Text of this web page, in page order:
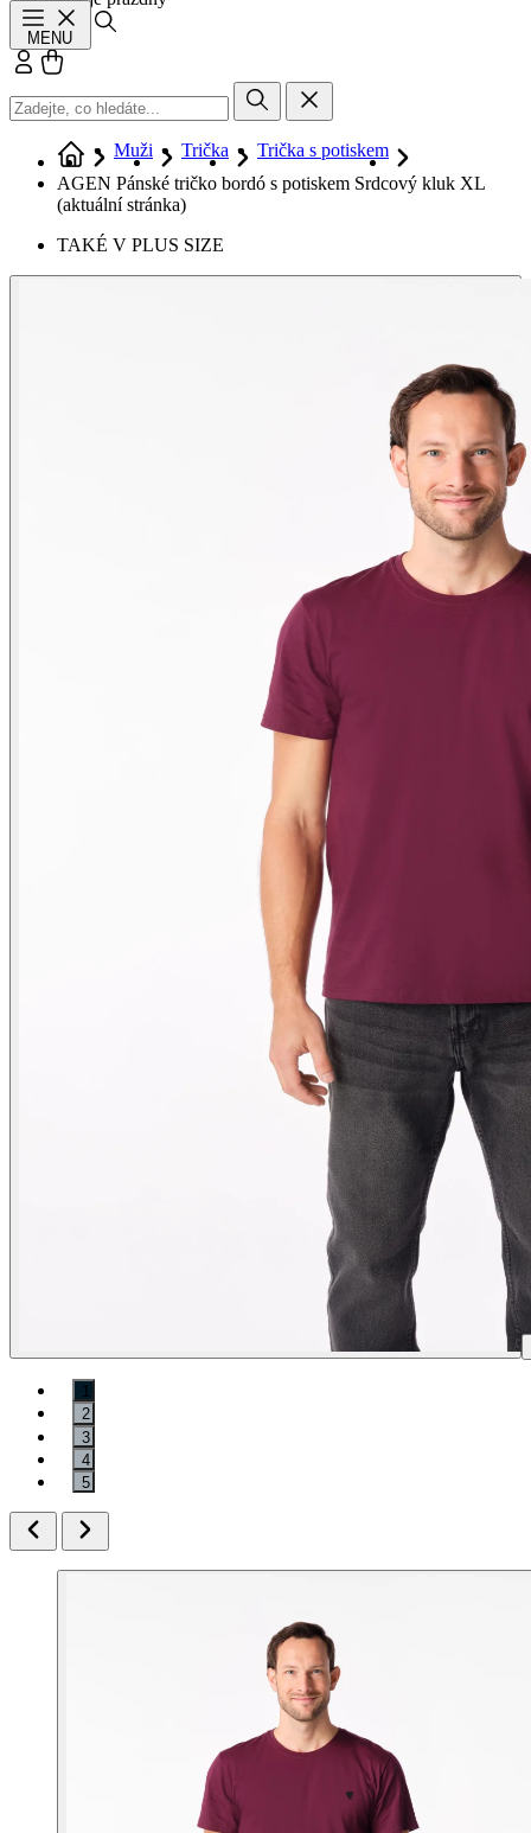
MENU
Přihlásit se
Muži Trička
Trička s potiskem
AGEN Pánské tričko bordó s potiskem Srdcový kluk XL
(aktuální stránka)
TAKÉ V PLUS SIZE
1
2
3
4
5